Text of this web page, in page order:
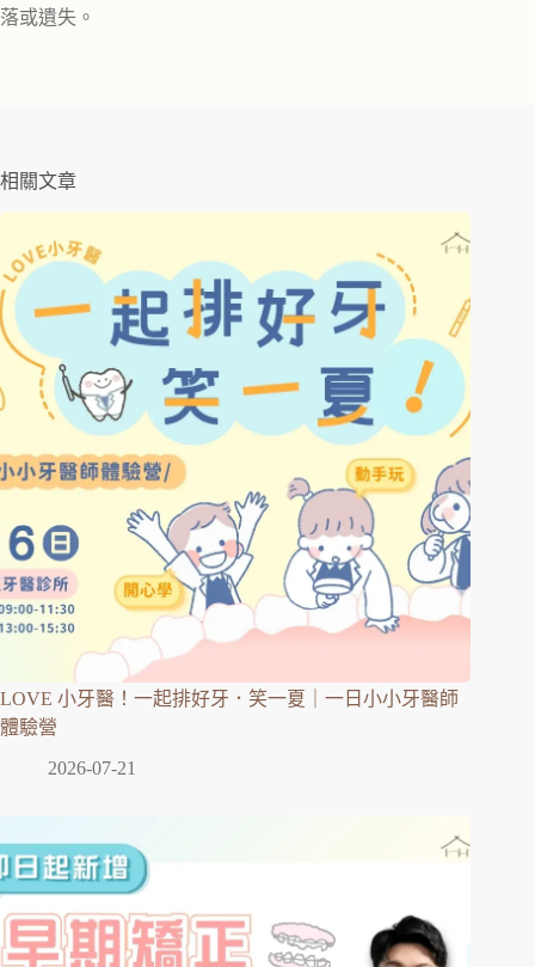
落或遺失。
相關文章
LOVE 小牙醫！一起排好牙．笑一夏｜一日小小牙醫師
體驗營
2026-07-21